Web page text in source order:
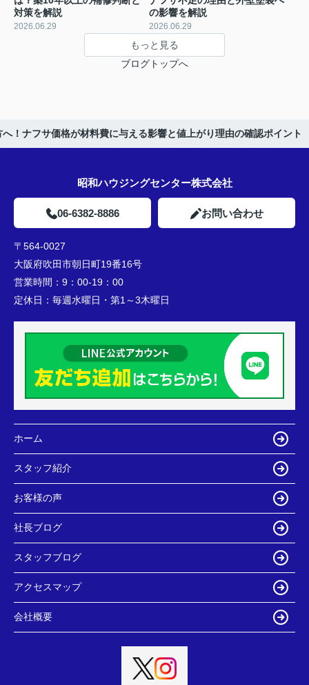
対策を解説
2026.06.29
の影響を解説
2026.06.29
もっと見る
ブログトップへ
！ナフサ価格が材料費に与える影響と値上がり理由の確認ポイント
昭和ハウジングセンター株式会社
06-6382-8886 お問い合わせ
〒564-0027
大阪府吹田市朝日町19番16号
営業時間： 9：00-19：00
定休日： 毎週水曜日・第1～3木曜日
ホーム
スタッフ紹介
お客様の声
社長ブログ
スタッフブログ
アクセスマップ
会社概要